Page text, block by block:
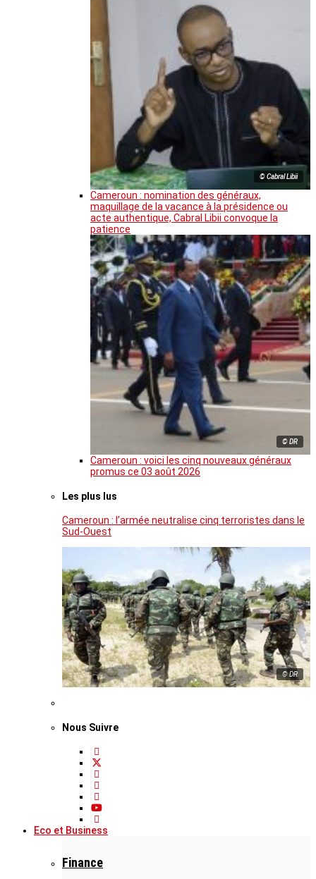
© Cabral Libii
Cameroun : nomination des généraux,
maquillage de la vacance à la présidence ou
acte authentique, Cabral Libii convoque la
patience
© DR
Cameroun : voici les cinq nouveaux généraux
promus ce 03 août 2026
Les plus lus
Cameroun : l’armée neutralise cinq terroristes dans le
Sud-Ouest
© DR
Nous Suivre
Eco et Business
Finance